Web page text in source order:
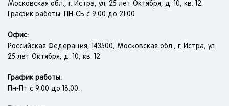
Московская обл., г. Истра, ул. 25 лет Октября, д. 10, кв. 12.
График работы: ПН-СБ с 9:00 до 21:00
Офис:
Российская Федерация, 143500, Московская обл., г. Истра, ул.
25 лет Октября, д. 10, кв. 12
График работы:
Пн-Пт с 9:00 до 18:00.